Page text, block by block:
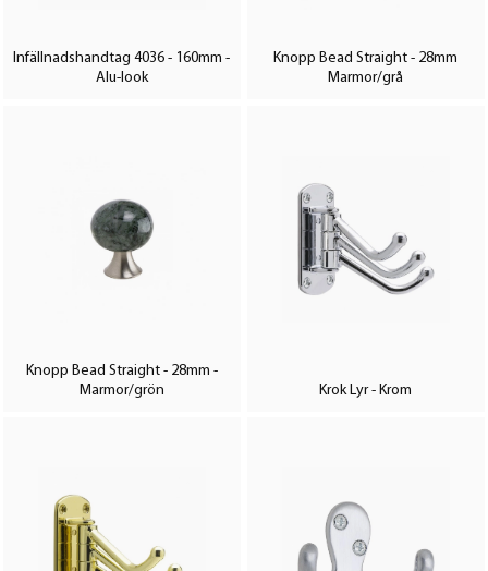
Infällnadshandtag 4036 - 160mm -
Alu-look
Knopp Bead Straight - 28mm
Marmor/grå
Knopp Bead Straight - 28mm -
Marmor/grön
Krok Lyr - Krom